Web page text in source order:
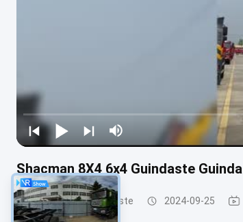
Shacman 8X4 6x4 Guindaste
caminhão do guindaste 2024-09-25